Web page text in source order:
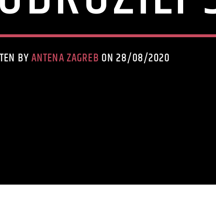
BYANTENA ZAGREB ON 28/08/2020